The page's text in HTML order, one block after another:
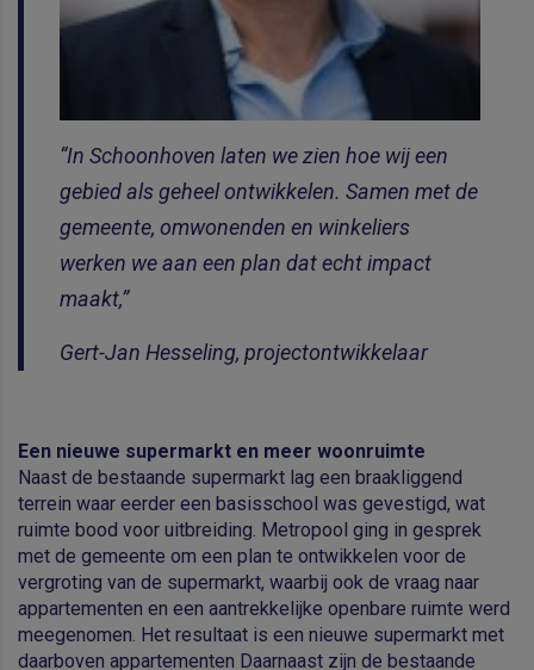
“In Schoonhoven laten we zien hoe wij een
gebied als geheel ontwikkelen. Samen met de
gemeente, omwonenden en winkeliers
werken we aan een plan dat echt impact
maakt,”
Gert-Jan Hesseling, projectontwikkelaar
Een nieuwe supermarkt en meer woonruimte
Naast de bestaande supermarkt lag een braakliggend
terrein waar eerder een basisschool was gevestigd, wat
ruimte bood voor uitbreiding. Metropool ging in gesprek
met de gemeente om een plan te ontwikkelen voor de
vergroting van de supermarkt, waarbij ook de vraag naar
appartementen en een aantrekkelijke openbare ruimte werd
meegenomen. Het resultaat is een nieuwe supermarkt met
daarboven appartementen Daarnaast zijn de bestaande